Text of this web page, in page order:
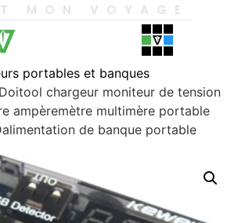
MON VOYAGE
portables et banques
chargeur moniteur de tension
ampèremètre multimère portable
de banque portable